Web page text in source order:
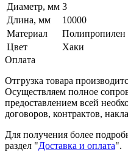
Диаметр, мм 3
Длина, мм
10000
Материал
Полипропилен
Цвет
Хаки
Оплата
Отгрузка товара
Осуществляем полное
предоставлением всей
договоров, контрактов,
Для получения более
раздел "Доставка и оплата".